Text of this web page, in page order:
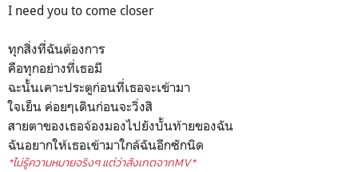
I need you to come closer
ทุกสิ่งที่ฉันต้องการ
คือทุกอย่างที่เธอมี
ฉะนั้นเคาะประตูก่อนที่เธอจะเข้ามา
ใจเย็น ค่อยๆเดินก่อนจะวิ่งสิ
สายตาของเธอจ้องมองไปยังบั้นท้ายของฉัน
ฉันอยากให้เธอเข้ามาใกล้ฉันอีกซักนิด
*ไม่รู้ความหมายจริงๆ แต่ว่าสังเกตจากMV*